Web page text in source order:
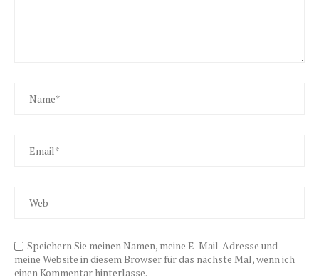
Speichern Sie meinen Namen, meine E-Mail-Adresse und
meine Website in diesem Browser für das nächste Mal, wenn ich
einen Kommentar hinterlasse.